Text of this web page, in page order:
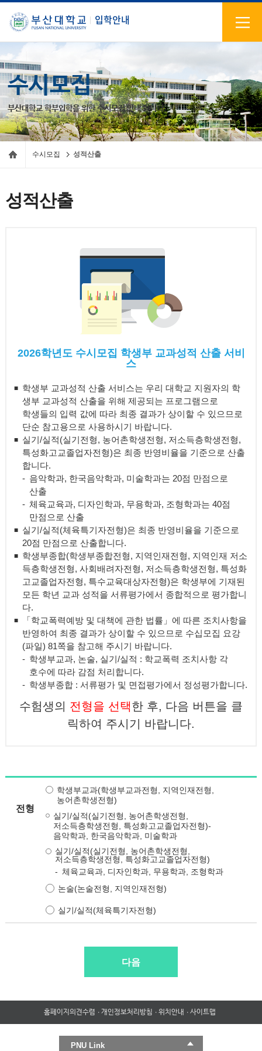
입학안내
수시모집
부산대학교 학부입학을 위한 수시모집 안내 입니다.
수시모집 성적산출
성적산출
2026학년도 수시모집 학생부 교과성적 산출 서비
스
학생부 교과성적 산출 서비스는 우리 대학교 지원자의 학
생부 교과성적 산출을 위해 제공되는 프로그램으로
학생들의 입력 값에 따라 최종 결과가 상이할 수 있으므로
단순 참고용으로 사용하시기 바랍니다.
실기/실적(실기전형, 농어촌학생전형, 저소득층학생전형,
특성화고교졸업자전형)은 최종 반영비율을 기준으로 산출
합니다.
음악학과, 한국음악학과, 미술학과는 20점 만점으로
산출
체육교육과, 디자인학과, 무용학과, 조형학과는 40점
만점으로 산출
실기/실적(체육특기자전형)은 최종 반영비율을 기준으로
20점 만점으로 산출합니다.
학생부종합(학생부종합전형, 지역인재전형, 지역인재 저소
득층학생전형, 사회배려자전형, 저소득층학생전형, 특성화
고교졸업자전형, 특수교육대상자전형)은 학생부에 기재된
모든 학년 교과 성적을 서류평가에서 종합적으로 평가합니
다.
「학교폭력예방 및 대책에 관한 법률」에 따른 조치사항을
반영하여 최종 결과가 상이할 수 있으므로 수십모집 요강
(파일) 81쪽을 참고해 주시기 바랍니다.
학생부교과, 논술, 실기/실적 : 학교폭력 조치사항 각
호수에 따라 감점 처리합니다.
학생부종합 : 서류평가 및 면접평가에서 정성평가합니다.
수험생의 전형을 선택한 후, 다음 버튼을 클
릭하여 주시기 바랍니다.
전형
학생부교과(학생부교과전형, 지역인재전형,
농어촌학생전형)
실기/실적(실기전형, 농어촌학생전형,
저소득층학생전형, 특성화고교졸업자전형)-
음악학과, 한국음악학과, 미술학과
실기/실적(실기전형, 농어촌학생전형,
저소득층학생전형, 특성화고교졸업자전형)
체육교육과, 디자인학과, 무용학과, 조형학과
논술(논술전형, 지역인재전형)
실기/실적(체육특기자전형)
다음
홈페이지의견수렴 개인정보처리방침 위치안내 사이트맵
PNU Link